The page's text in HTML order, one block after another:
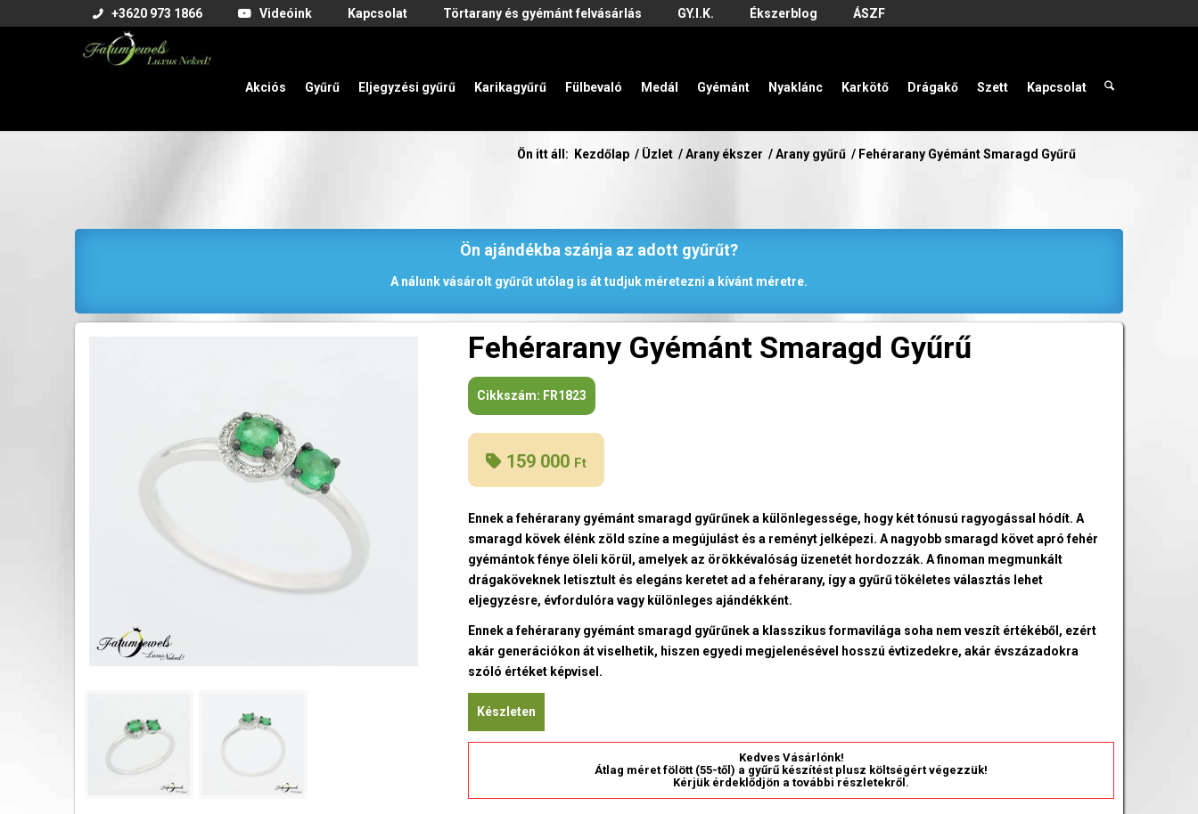
+3620 973 1866 Videóink Kapcsolat Törtarany és gyémánt felvásárlás GY.I.K. Ékszerblog ÁSZF
Akciós Gyűrű Eljegyzési gyűrű Karikagyűrű Fülbevaló Medál Gyémánt Nyaklánc Karkötő Drágakő Szett Kapcsolat
Ön itt áll: Kezdőlap / Üzlet / Arany ékszer / Arany gyűrű / Fehérarany Gyémánt Smaragd Gyűrű
Ön ajándékba szánja az adott gyűrűt?
A nálunk vásárolt gyűrűt utólag is át tudjuk méretezni a kívánt méretre.
Fehérarany Gyémánt Smaragd Gyűrű
Cikkszám: FR1823
159 000 Ft
Ennek a fehérarany gyémánt smaragd gyűrűnek a különlegessége, hogy két tónusú ragyogással hódít. A
smaragd kövek élénk zöld színe a megújulást és a reményt jelképezi. A nagyobb smaragd követ apró fehér
gyémántok fénye öleli körül, amelyek az örökkévalóság üzenetét hordozzák. A finoman megmunkált
drágaköveknek letisztult és elegáns keretet ad a fehérarany, így a gyűrű tökéletes választás lehet
eljegyzésre, évfordulóra vagy különleges ajándékként.
Ennek a fehérarany gyémánt smaragd gyűrűnek a klasszikus formavilága soha nem veszít értékéből, ezért
akár generációkon át viselhetik, hiszen egyedi megjelenésével hosszú évtizedekre, akár évszázadokra
szóló értéket képvisel.
Készleten
Kedves Vásárlónk!
Átlag méret fölött (55-től) a gyűrű készítést plusz költségért végezzük!
Kérjük érdeklődjön a további részletekről.